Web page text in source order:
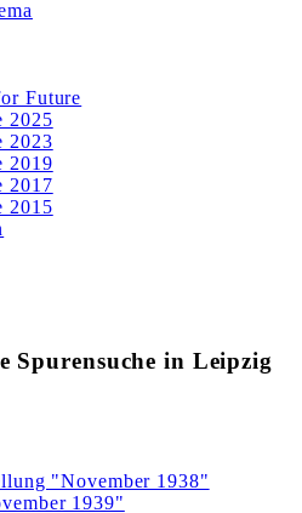
Future
2025
2023
2019
2017
2015
Spurensuche in Leipzig